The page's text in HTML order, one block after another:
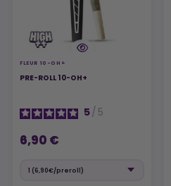
FLEUR 10-OH+
PRE-ROLL 10-OH+
5/ 5
6,90 €